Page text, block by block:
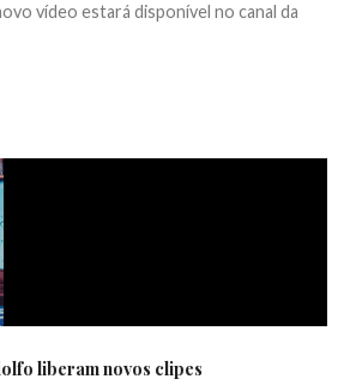
vídeo estará disponível no canal da
liberam novos clipes